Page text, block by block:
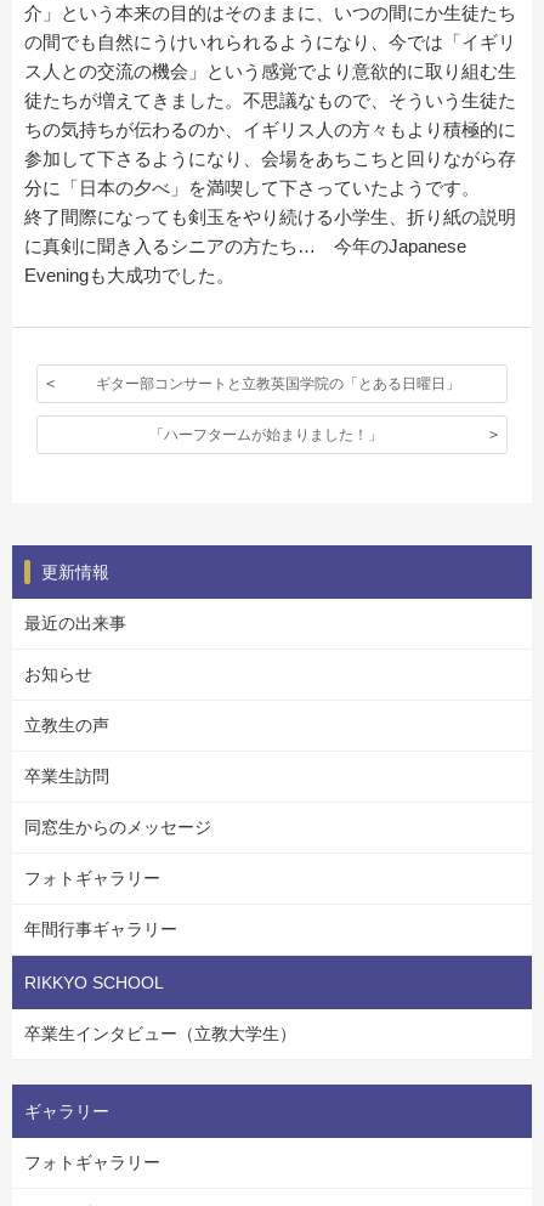
介」という本来の目的はそのままに、いつの間にか生徒たち
の間でも自然にうけいれられるようになり、今では「イギリ
ス人との交流の機会」という感覚でより意欲的に取り組む生
徒たちが増えてきました。不思議なもので、そういう生徒た
ちの気持ちが伝わるのか、イギリス人の方々もより積極的に
参加して下さるようになり、会場をあちこちと回りながら存
分に「日本の夕べ」を満喫して下さっていたようです。
終了間際になっても剣玉をやり続ける小学生、折り紙の説明
に真剣に聞き入るシニアの方たち… 今年のJapanese
Eveningも大成功でした。
ギター部コンサートと立教英国学院の「とある日曜日」
「ハーフタームが始まりました！」
更新情報
最近の出来事
お知らせ
立教生の声
卒業生訪問
同窓生からのメッセージ
フォトギャラリー
年間行事ギャラリー
RIKKYO SCHOOL
卒業生インタビュー（立教大学生）
ギャラリー
フォトギャラリー